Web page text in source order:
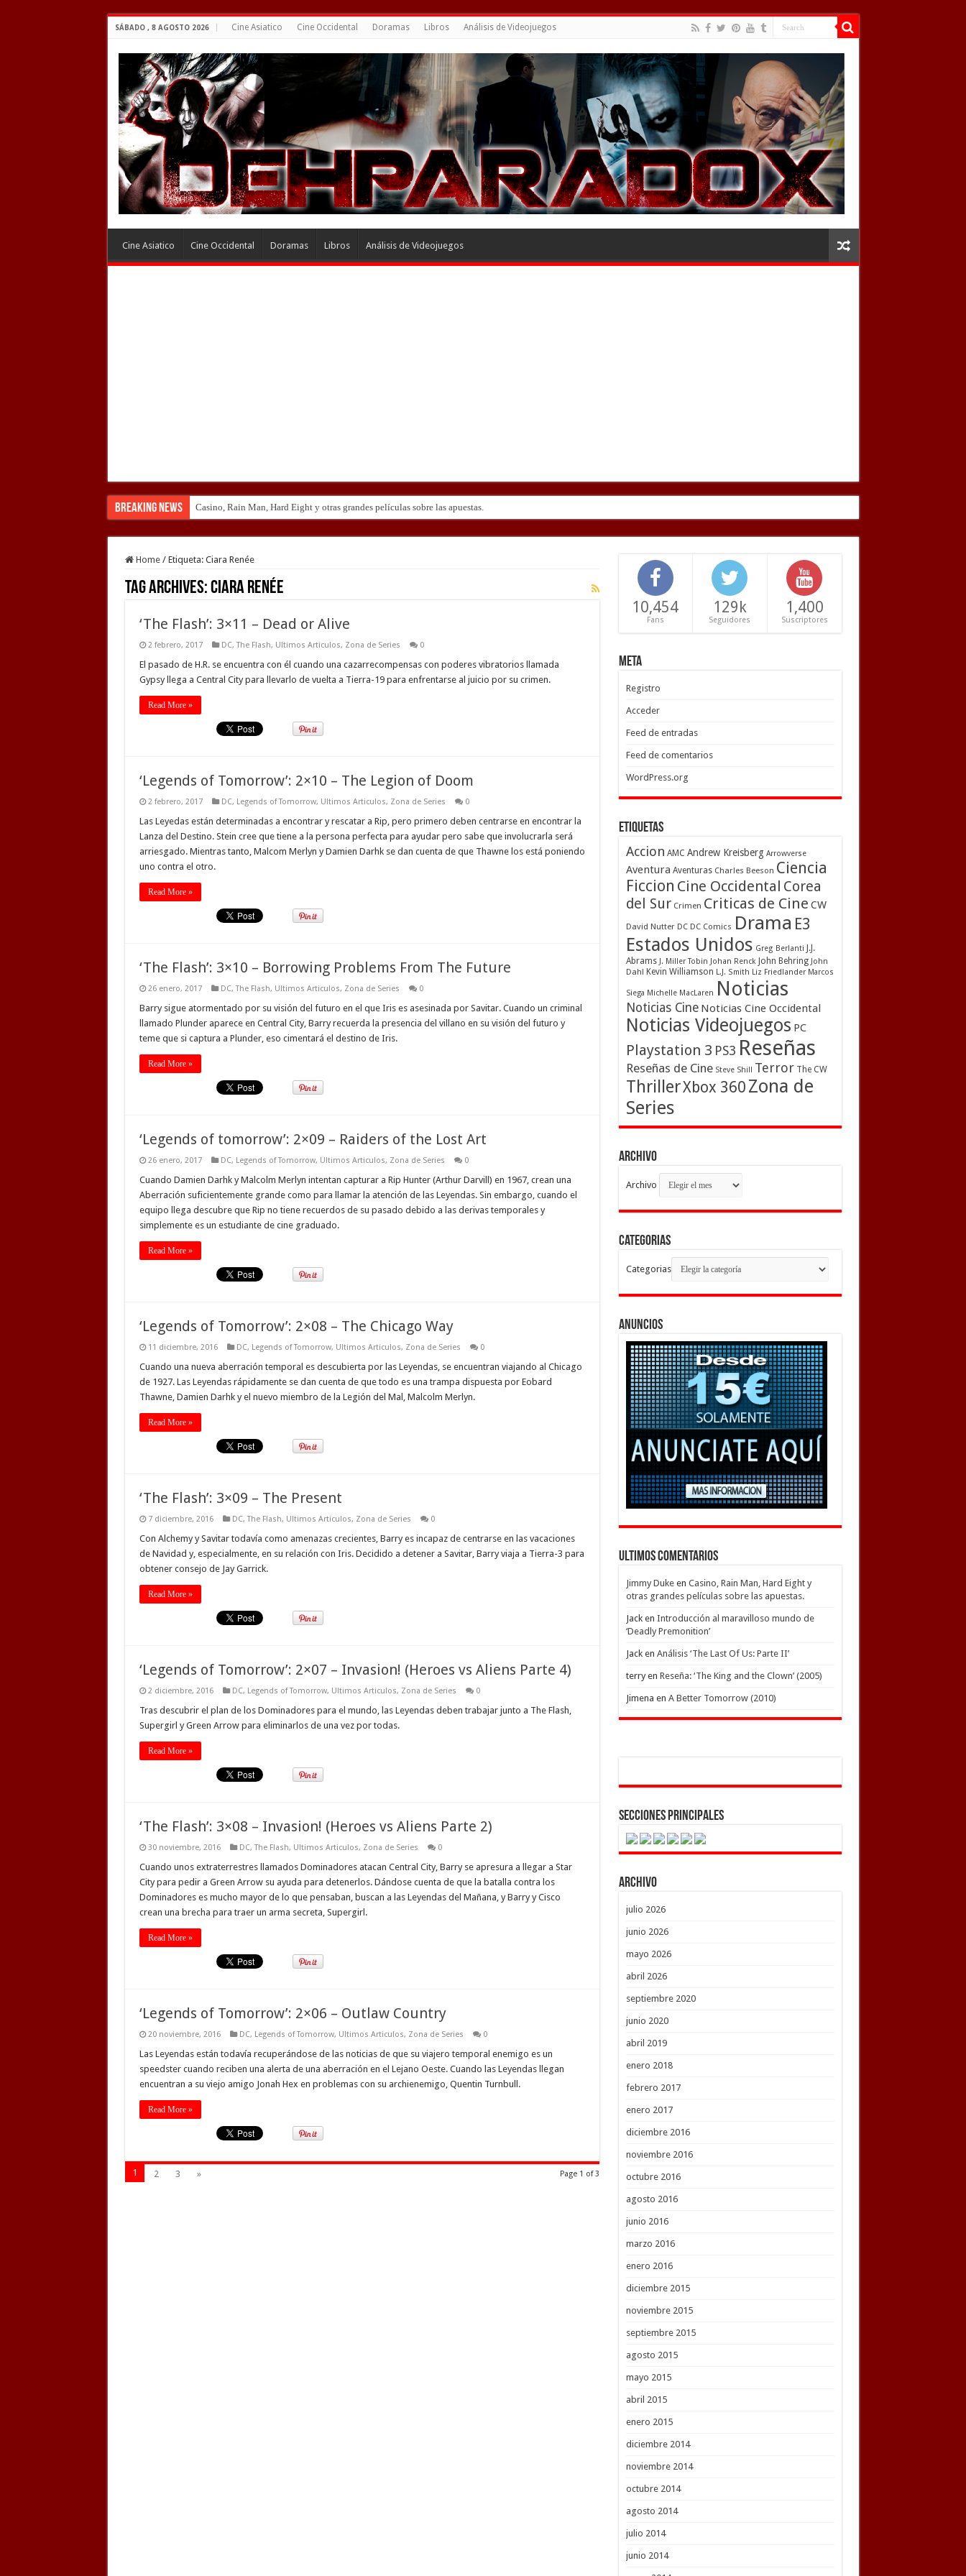
SÁBADO , 8 AGOSTO 2026 Cine Asiatico Cine Occidental Doramas Libros Análisis de Videojuegos
Cine Asiatico Cine Occidental Doramas Libros Análisis de Videojuegos
Breaking News Casino, Rain Man, Hard Eight y otras grandes películas sobre las apuestas.
Home / Etiqueta: Ciara Renée
Tag Archives:Ciara Renée
‘The Flash’: 3×11 – Dead or Alive
2 febrero, 2017 DC,The Flash, Ultimos Articulos, Zona de Series 0
El pasado de H.R. se encuentra con él cuando una cazarrecompensas con poderes vibratorios llamada
Gypsy llega a Central City para llevarlo de vuelta a Tierra-19 para enfrentarse al juicio por su crimen.
Read More »
‘Legends of Tomorrow’: 2×10 – The Legion of Doom
2 febrero, 2017 DC, Legends of Tomorrow, Ultimos Articulos, Zona de Series 0
Las Leyedas están determinadas a encontrar y rescatar a Rip, pero primero deben centrarse en encontrar la
Lanza del Destino. Stein cree que tiene a la persona perfecta para ayudar pero sabe que involucrarla será
arriesgado. Mientras tanto, Malcom Merlyn y Damien Darhk se dan cuenta de que Thawne los está poniendo
uno contra el otro.
Read More »
‘The Flash’: 3×10 – Borrowing Problems From The Future
26 enero, 2017 DC,The Flash, Ultimos Articulos, Zona de Series 0
Barry sigue atormentado por su visión del futuro en el que Iris es asesinada por Savitar. Cuando un criminal
llamado Plunder aparece en Central City, Barry recuerda la presencia del villano en su visión del futuro y
teme que si captura a Plunder, eso cimentará el destino de Iris.
Read More »
‘Legends of tomorrow’: 2×09 – Raiders of the Lost Art
26 enero, 2017 DC, Legends of Tomorrow, Ultimos Articulos, Zona de Series 0
Cuando Damien Darhk y Malcolm Merlyn intentan capturar a Rip Hunter (Arthur Darvill) en 1967, crean una
Aberración suficientemente grande como para llamar la atención de las Leyendas. Sin embargo, cuando el
equipo llega descubre que Rip no tiene recuerdos de su pasado debido a las derivas temporales y
simplemente es un estudiante de cine graduado.
Read More »
‘Legends of Tomorrow’: 2×08 – The Chicago Way
11 diciembre, 2016 DC, Legends of Tomorrow, Ultimos Articulos, Zona de Series 0
Cuando una nueva aberración temporal es descubierta por las Leyendas, se encuentran viajando al Chicago
de 1927. Las Leyendas rápidamente se dan cuenta de que todo es una trampa dispuesta por Eobard
Thawne, Damien Darhk y el nuevo miembro de la Legión del Mal, Malcolm Merlyn.
Read More »
‘The Flash’: 3×09 – The Present
7 diciembre, 2016 DC,The Flash, Ultimos Articulos, Zona de Series 0
Con Alchemy y Savitar todavía como amenazas crecientes, Barry es incapaz de centrarse en las vacaciones
de Navidad y, especialmente, en su relación con Iris. Decidido a detener a Savitar, Barry viaja a Tierra-3 para
obtener consejo de Jay Garrick.
Read More »
‘Legends of Tomorrow’: 2×07 – Invasion! (Heroes vs Aliens Parte 4)
2 diciembre, 2016 DC, Legends of Tomorrow, Ultimos Articulos, Zona de Series 0
Tras descubrir el plan de los Dominadores para el mundo, las Leyendas deben trabajar junto a The Flash,
Supergirl y Green Arrow para eliminarlos de una vez por todas.
Read More »
‘The Flash’: 3×08 – Invasion! (Heroes vs Aliens Parte 2)
30 noviembre, 2016 DC,The Flash, Ultimos Articulos, Zona de Series 0
Cuando unos extraterrestres llamados Dominadores atacan Central City, Barry se apresura a llegar a Star
City para pedir a Green Arrow su ayuda para detenerlos. Dándose cuenta de que la batalla contra los
Dominadores es mucho mayor de lo que pensaban, buscan a las Leyendas del Mañana, y Barry y Cisco
crean una brecha para traer un arma secreta, Supergirl.
Read More »
‘Legends of Tomorrow’: 2×06 – Outlaw Country
20 noviembre, 2016 DC, Legends of Tomorrow, Ultimos Articulos, Zona de Series 0
Las Leyendas están todavía recuperándose de las noticias de que su viajero temporal enemigo es un
speedster cuando reciben una alerta de una aberración en el Lejano Oeste. Cuando las Leyendas llegan
encuentran a su viejo amigo Jonah Hex en problemas con su archienemigo, Quentin Turnbull.
Read More »
Page 1 of 3
1 2 3 »
10,454
Fans
129k
Seguidores
1,400
Suscriptores
Meta
Registro
Acceder
Feed de entradas
Feed de comentarios
WordPress.org
Etiquetas
Accion AMC Andrew Kreisberg Arrowverse
Aventura Aventuras Charles Beeson Ciencia
Ficcion Cine Occidental Corea
del Sur Crimen Criticas de Cine CW
David Nutter DC DC Comics Drama E3
Estados Unidos Greg Berlanti
J.J.
Abrams J. Miller Tobin Johan Renck John Behring John
Dahl Kevin Williamson L.J. Smith Liz Friedlander Marcos
Siega Michelle MacLaren Noticias
Noticias Cine Noticias Cine Occidental
Noticias Videojuegos PC
Playstation 3 PS3 Reseñas
Reseñas de Cine Steve Shill Terror The CW
ThrillerXbox 360 Zona de
Series
Archivo
Archivo
Categorias
Categorias
Anuncios
Ultimos Comentarios
Jimmy Dukeen Casino, Rain Man, Hard Eight y
otras grandes películas sobre las apuestas.
Jacken Introducción al maravilloso mundo de
‘Deadly Premonition’
Jacken Análisis ‘The Last Of Us: Parte II’
terryen Reseña: ‘The King and the Clown’ (2005)
Jimena en A Better Tomorrow (2010)
Secciones Principales
Archivo
julio 2026
junio 2026
mayo 2026
abril 2026
septiembre 2020
junio 2020
abril 2019
enero 2018
febrero 2017
enero 2017
diciembre 2016
noviembre 2016
octubre 2016
agosto 2016
junio 2016
marzo 2016
enero 2016
diciembre 2015
noviembre 2015
septiembre 2015
agosto 2015
mayo 2015
abril 2015
enero 2015
diciembre 2014
noviembre 2014
octubre 2014
agosto 2014
julio 2014
junio 2014